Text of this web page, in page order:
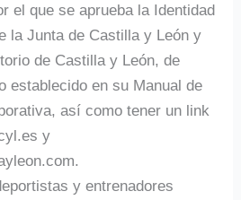
el que se aprueba la Identidad
la Junta de Castilla y León y
de Castilla y León, de
establecido en su Manual de
así como tener un link
y
y entrenadores